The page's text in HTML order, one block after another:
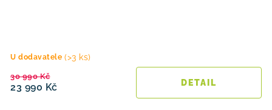
U dodavatele (>3 ks)
23 990 Kč
30 990 Kč